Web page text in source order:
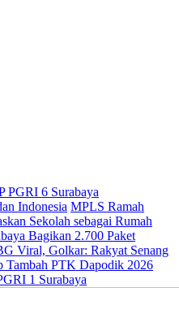
PGRI 6 Surabaya
Indonesia MPLS Ramah
Sekolah sebagai Rumah
Bagikan 2.700 Paket
Viral, Golkar: Rakyat Senang
Tambah PTK Dapodik 2026
1 Surabaya